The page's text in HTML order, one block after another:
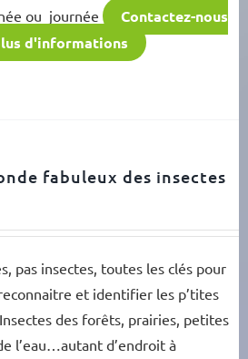
ou journée
Contactez-nous
d'informations
fabuleux des insectes
pas insectes, toutes les clés pour
et identifier les p’tites
des forêts, prairies, petites
l’eau…autant d’endroit à